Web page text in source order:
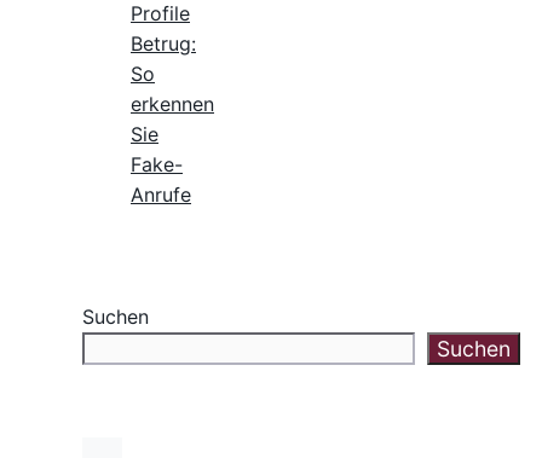
Profile
Betrug:
So
erkennen
Sie
Fake-
Anrufe
Suchen
Suchen